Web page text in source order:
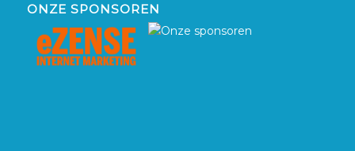
ONZE SPONSOREN